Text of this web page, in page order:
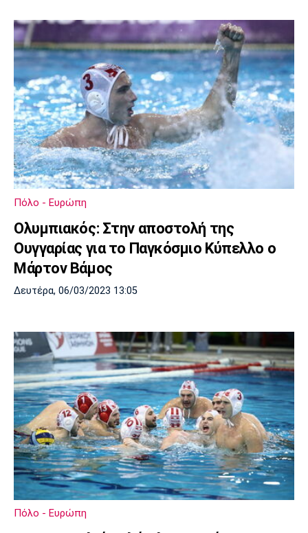
Πόλο - Ευρώπη
Ολυμπιακός: Στην αποστολή της
Ουγγαρίας για το Παγκόσμιο Κύπελλο ο
Μάρτον Βάμος
Δευτέρα, 06/03/2023 13:05
Πόλο - Ευρώπη